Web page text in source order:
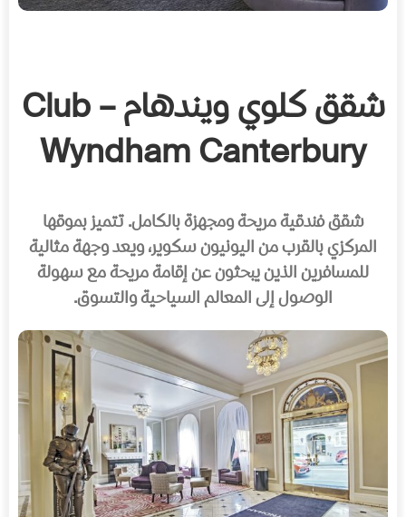
شقق كلوي ويندهام – Club
Wyndham Canterbury
شقق فندقية مريحة ومجهزة بالكامل. تتميز بموقها
المركزي بالقرب من اليونيون سكوير، ويعد وجهة مثالية
للمسافرين الذين يبحثون عن إقامة مريحة مع سهولة
الوصول إلى المعالم السياحية والتسوق.